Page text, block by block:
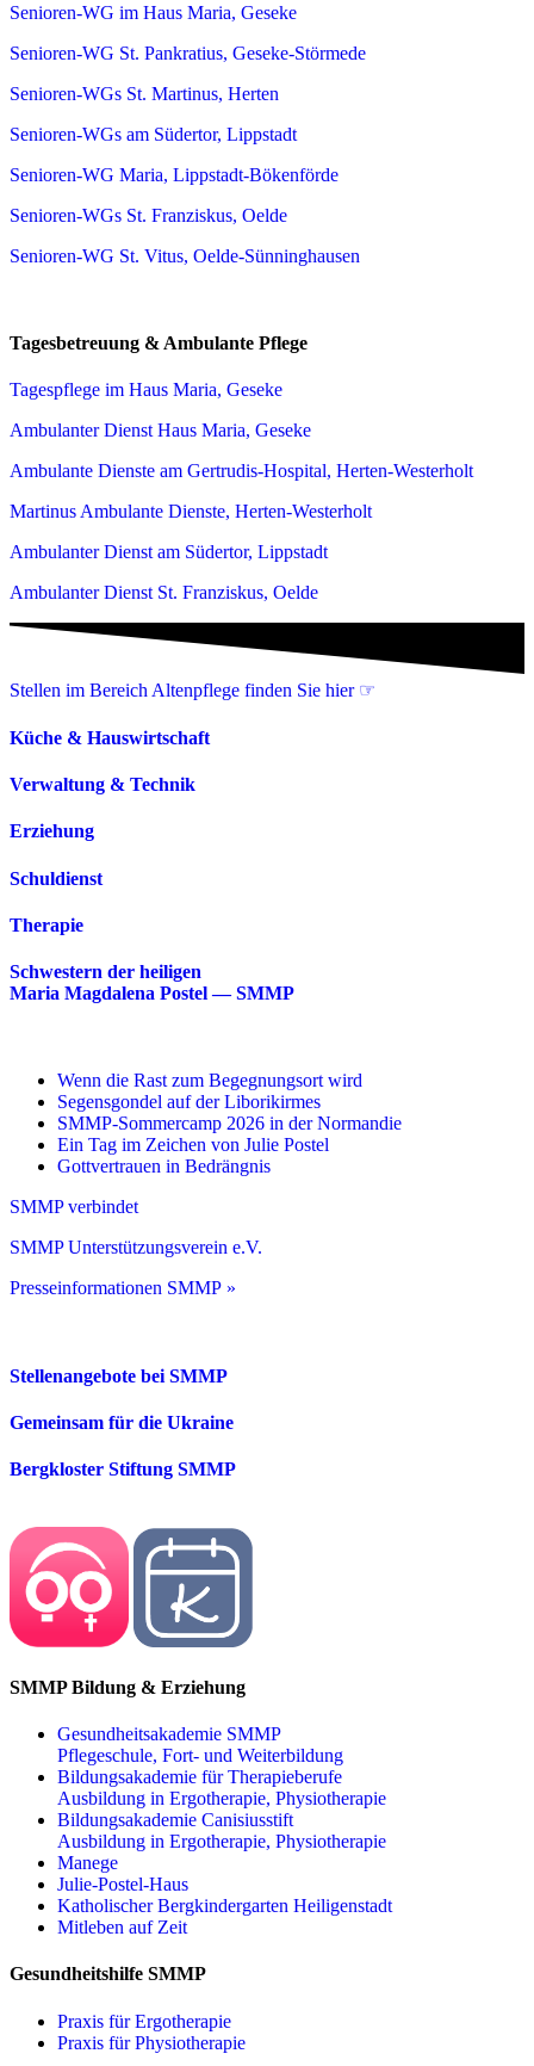
Senioren-WG im Haus Maria, Geseke
Senioren-WG St. Pankratius, Geseke-Störmede
Senioren-WGs St. Martinus, Herten
Senioren-WGs am Südertor, Lippstadt
Senioren-WG Maria, Lippstadt-Bökenförde
Senioren-WGs St. Franziskus, Oelde
Senioren-WG St. Vitus, Oelde-Sünninghausen
Tagesbetreuung & Ambulante Pflege
Tagespflege im Haus Maria, Geseke
Ambulanter Dienst Haus Maria, Geseke
Ambulante Dienste am Gertrudis-Hospital, Herten-Westerholt
Martinus Ambulante Dienste, Herten-Westerholt
Ambulanter Dienst am Südertor, Lippstadt
Ambulanter Dienst St. Franziskus, Oelde
Stellen im Bereich Altenpflege finden Sie hier ☞
Küche & Hauswirtschaft
Verwaltung & Technik
Erziehung
Schuldienst
Therapie
Schwestern der heiligen
Maria Magdalena Postel — SMMP
Wenn die Rast zum Begegnungsort wird
Segensgondel auf der Liborikirmes
SMMP-Sommercamp 2026 in der Normandie
Ein Tag im Zeichen von Julie Postel
Gottvertrauen in Bedrängnis
SMMP verbindet
SMMP Unterstützungsverein e.V.
Presseinformationen SMMP »
Stellenangebote bei SMMP
Gemeinsam für die Ukraine
Bergkloster Stiftung SMMP
SMMP Bildung & Erziehung
Gesundheitsakademie SMMP
Pflegeschule, Fort- und Weiterbildung
Bildungsakademie für Therapieberufe
Ausbildung in Ergotherapie, Physiotherapie
Bildungsakademie Canisiusstift
Ausbildung in Ergotherapie, Physiotherapie
Manege
Julie-Postel-Haus
Katholischer Bergkindergarten Heiligenstadt
Mitleben auf Zeit
Gesundheitshilfe SMMP
Praxis für Ergo­therapie
Praxis für Physio­therapie